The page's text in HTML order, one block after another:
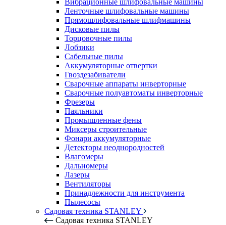
Вибрационные шлифовальные машины
Ленточные шлифовальные машины
Прямошлифовальные шлифмашины
Дисковые пилы
Торцовочные пилы
Лобзики
Сабельные пилы
Аккумуляторные отвертки
Гвоздезабиватели
Сварочные аппараты инверторные
Сварочные полуавтоматы инверторные
Фрезеры
Паяльники
Промышленные фены
Миксеры строительные
Фонари аккумуляторные
Детекторы неоднородностей
Влагомеры
Дальномеры
Лазеры
Вентиляторы
Принадлежности для инструмента
Пылесосы
Садовая техника STANLEY
Садовая техника STANLEY